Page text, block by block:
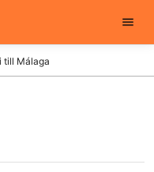
till Málaga